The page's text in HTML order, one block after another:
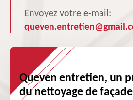
Envoyez votre e-mail:
Queven entretien, un
du nettoyage de